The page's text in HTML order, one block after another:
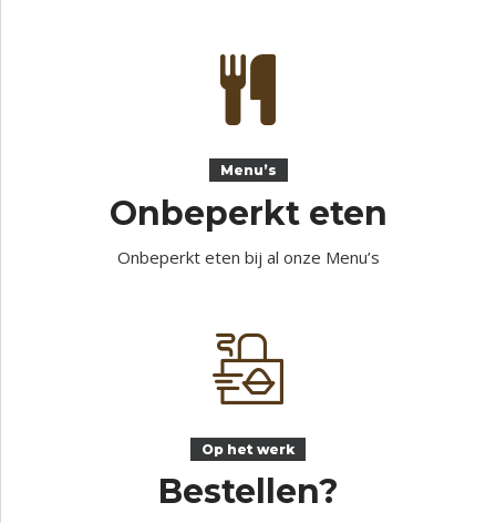
Menu’s
Onbeperkt eten
Onbeperkt eten bij al onze Menu’s
Op het werk
Bestellen?